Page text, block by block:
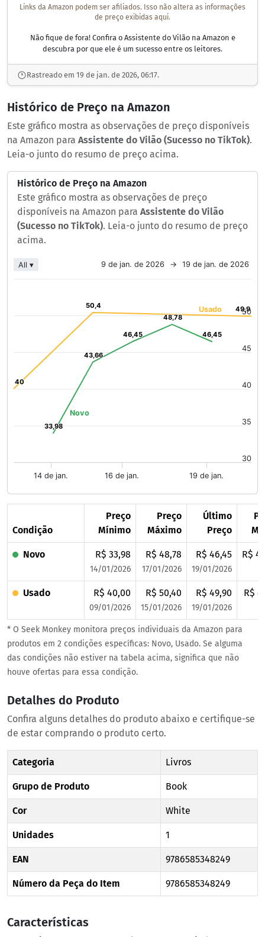
Links da Amazon podem ser afiliados. Isso não altera as informações
de preço exibidas aqui.
Não fique de fora! Confira o Assistente do Vilão na Amazon e
descubra por que ele é um sucesso entre os leitores.
Rastreado em 19 de jan. de 2026, 06:17.
Histórico de Preço na Amazon
Este gráfico mostra as observações de preço disponíveis
na Amazon para Assistente do Vilão (Sucesso no TikTok).
Leia-o junto do resumo de preço acima.
Histórico de Preço na Amazon
Este gráfico mostra as observações de preço
disponíveis na Amazon para Assistente do Vilão
(Sucesso no TikTok). Leia-o junto do resumo de preço
acima.
Chart
The chart has 1 Y axis displaying values. Data ranges from
Novo
Usado
33,98
33,98
43,66
43,66
46,45
46,45
48,78
48,78
46,45
46,45
40
40
50,4
50,4 49,9
49,9
9 de jan. de 2026 → 19 de jan. de 2026
All ▾
14 de jan. 16 de jan. 19 de jan.
30
35
40
45
50
End of interactive chart.
Condição
Preço
Mínimo
Preço
Máximo
Último
Preço
Novo R$ 33,98
14/01/2026
R$ 48,78
17/01/2026
R$ 46,45
19/01/2026
R$
Usado R$ 40,00
09/01/2026
R$ 50,40
15/01/2026
R$ 49,90
19/01/2026
R$
* O Seek Monkey monitora preços individuais da Amazon para
produtos em 2 condições específicas: Novo, Usado. Se alguma
das condições não estiver na tabela acima, significa que não
houve ofertas para essa condição.
Detalhes do Produto
Confira alguns detalhes do produto abaixo e certifique-se
de estar comprando o produto certo.
Categoria Livros
Grupo de Produto Book
Cor White
Unidades 1
EAN 9786585348249
Número da Peça do Item 9786585348249
Características